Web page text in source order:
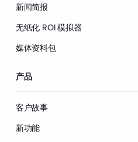
新闻简报
无纸化 ROI 模拟器
媒体资料包
产品
客户故事
新功能